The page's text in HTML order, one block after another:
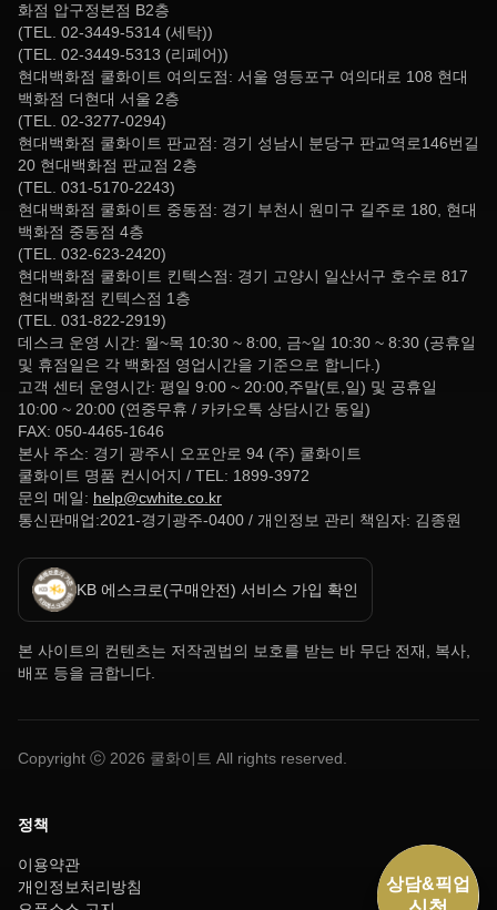
화점 압구정본점 B2층
(TEL. 02-3449-5314 (세탁))
(TEL. 02-3449-5313 (리페어))
현대백화점 쿨화이트 여의도점: 서울 영등포구 여의대로 108 현대
백화점 더현대 서울 2층
(TEL. 02-3277-0294)
현대백화점 쿨화이트 판교점: 경기 성남시 분당구 판교역로146번길
20 현대백화점 판교점 2층
(TEL. 031-5170-2243)
현대백화점 쿨화이트 중동점: 경기 부천시 원미구 길주로 180, 현대
백화점 중동점 4층
(TEL. 032-623-2420)
현대백화점 쿨화이트 킨텍스점: 경기 고양시 일산서구 호수로 817
현대백화점 킨텍스점 1층
(TEL. 031-822-2919)
데스크 운영 시간: 월~목 10:30 ~ 8:00, 금~일 10:30 ~ 8:30 (공휴일
및 휴점일은 각 백화점 영업시간을 기준으로 합니다.)
고객 센터 운영시간: 평일 9:00 ~ 20:00,주말(토,일) 및 공휴일
10:00 ~ 20:00 (연중무휴 / 카카오톡 상담시간 동일)
FAX: 050-4465-1646
본사 주소: 경기 광주시 오포안로 94 (주) 쿨화이트
쿨화이트 명품 컨시어지 / TEL: 1899-3972
문의 메일: help@cwhite.co.kr
통신판매업:2021-경기광주-0400 / 개인정보 관리 책임자: 김종원
KB 에스크로(구매안전) 서비스 가입 확인
본 사이트의 컨텐츠는 저작권법의 보호를 받는 바 무단 전재, 복사,
배포 등을 금합니다.
Copyright ⓒ 2026 쿨화이트 All rights reserved.
정책
이용약관
개인정보처리방침